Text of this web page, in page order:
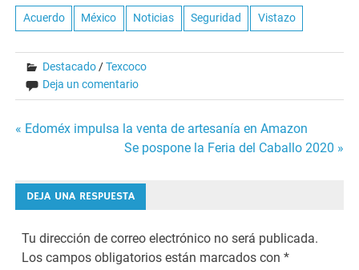
Acuerdo México Noticias Seguridad Vistazo
Destacado /Texcoco
Deja un comentario
Navegación
entradas
« Edoméx impulsa la venta de artesanía en Amazon
Se pospone la Feria del Caballo 2020 »
DEJA UNA RESPUESTA
Tu dirección de correo electrónico no será publicada.
Los campos obligatorios están marcados con*